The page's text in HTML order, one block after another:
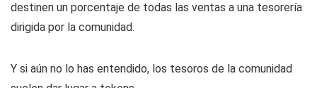
destinen un porcentaje de todas las ventas a una tesorería
dirigida por la comunidad.
Y si aún no lo has entendido, los tesoros de la comunidad